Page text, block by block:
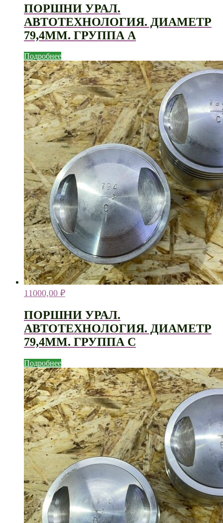
ПОРШНИ УРАЛ.
АВТОТЕХНОЛОГИЯ. ДИАМЕТР
79,4ММ. ГРУППА А
Подробнее
11000,00 ₽
ПОРШНИ УРАЛ.
АВТОТЕХНОЛОГИЯ. ДИАМЕТР
79,4ММ. ГРУППА С
Подробнее